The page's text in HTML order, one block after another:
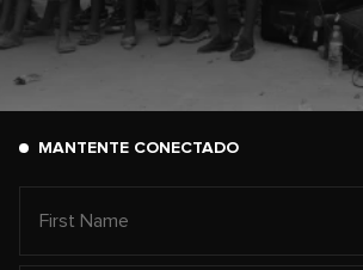
MANTENTE CONECTADO